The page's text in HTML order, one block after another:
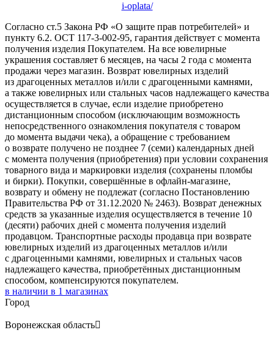
i-oplata/
Согласно ст.5 Закона РФ «О защите прав потребителей» и
пункту 6.2. ОСТ 117-3-002-95, гарантия действует с момента
получения изделия Покупателем. На все ювелирные
украшения составляет 6 месяцев, на часы 2 года с момента
продажи через магазин. Возврат ювелирных изделий
из драгоценных металлов и/или с драгоценными камнями,
а также ювелирных или стальных часов надлежащего качества
осуществляется в случае, если изделие приобретено
дистанционным способом (исключающим возможность
непосредственного ознакомления покупателя с товаром
до момента выдачи чека), а обращение с требованием
о возврате получено не позднее 7 (семи) календарных дней
с момента получения (приобретения) при условии сохранения
товарного вида и маркировки изделия (сохранены пломбы
и бирки). Покупки, совершённые в офлайн-магазине,
возврату и обмену не подлежат (согласно Постановлению
Правительства РФ от 31.12.2020 № 2463). Возврат денежных
средств за указанные изделия осуществляется в течение 10
(десяти) рабочих дней с момента получения изделий
продавцом. Транспортные расходы продавца при возврате
ювелирных изделий из драгоценных металлов и/или
с драгоценными камнями, ювелирных и стальных часов
надлежащего качества, приобретённых дистанционным
способом, компенсируются покупателем.
в наличии в 1 магазинах
Город
Воронежская область